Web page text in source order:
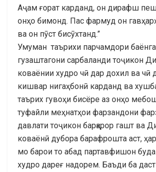
Аҷам ғорат карданд, он дирафш
онҳо бимонд. Пас фармуд он
ва он пӯст бисӯхтанд.”
Умуман таърихи парчамдори
гузаштагони сарбаланди тоҷикон
коваёнии худро чӣ дар дохил ва чӣ
кишвар нигаҳбонӣ карданд ва
таърих гувоҳи бисёре аз онҳо
туфайли меҳнатҳои фарзандони
давлати тоҷикон барқарор гашт ва
коваёнӣ дубора барафрошта аст,
мо барои то абад партавфишон
худро дареғ надорем. Баъди ба